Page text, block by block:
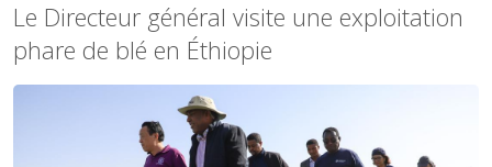
Le Directeur général visite une exploitation
phare de blé en Éthiopie